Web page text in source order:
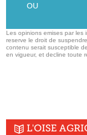
OU
Les opinions emises par les
reserve le droit de
contenu serait susceptible
en vigueur, et decline toute
L'OISE